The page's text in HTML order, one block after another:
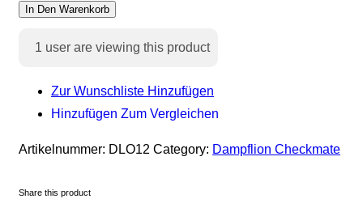
In Den Warenkorb
1 user are viewing this product
Zur Wunschliste Hinzufügen
Hinzufügen Zum Vergleichen
Artikelnummer: DLO12 Category: Dampflion Checkmate
Share this product